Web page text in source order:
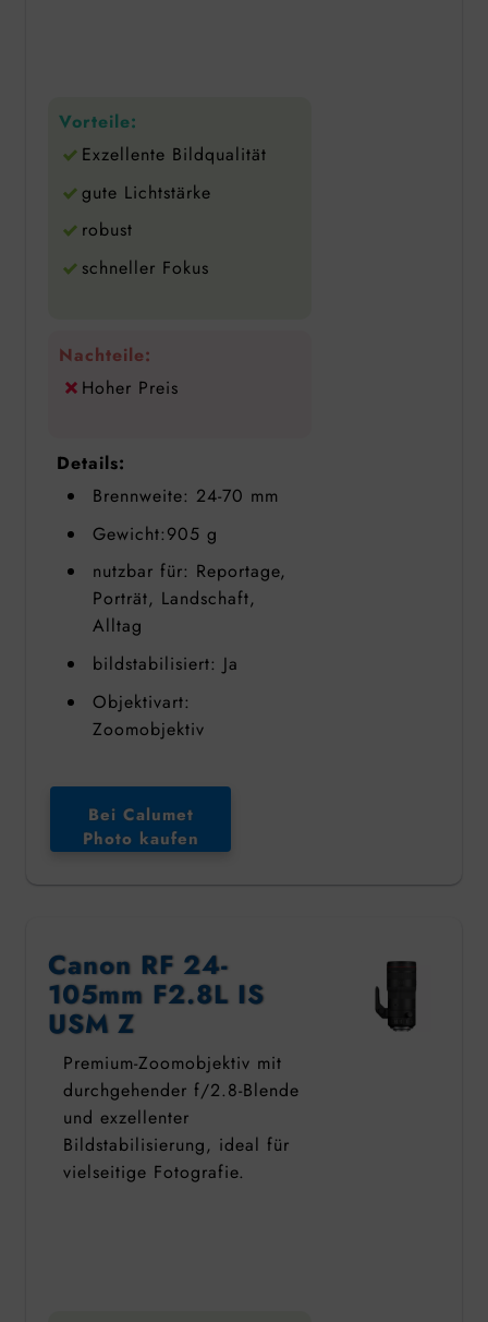
Vorteile:
Exzellente Bildqualität
gute Lichtstärke
robust
schneller Fokus
Nachteile:
Hoher Preis
Details:
Brennweite: 24-70 mm
Gewicht:905 g
nutzbar für: Reportage,
Porträt, Landschaft,
Alltag
bildstabilisiert: Ja
Objektivart:
Zoomobjektiv
Bei Calumet
Photo kaufen
Canon RF 24-
105mm F2.8L IS
USM Z
Premium-Zoomobjektiv mit
durchgehender f/2.8-Blende
und exzellenter
Bildstabilisierung, ideal für
vielseitige Fotografie.